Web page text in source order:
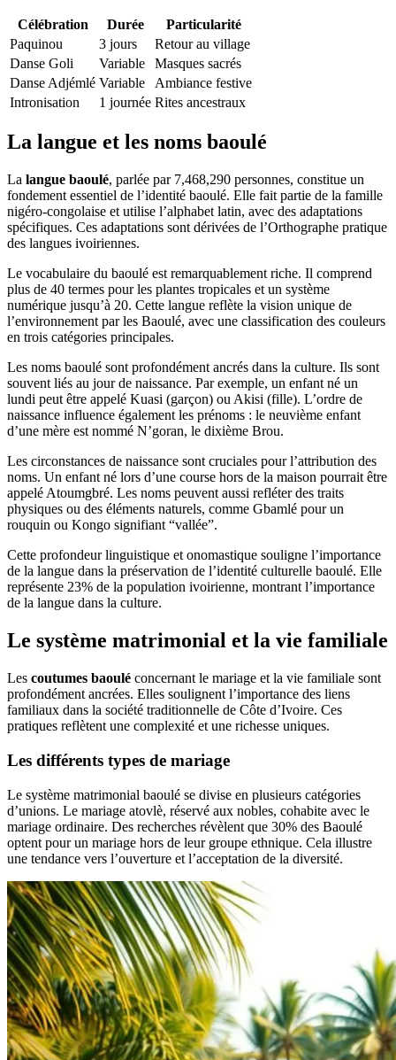
Célébration Durée
Particularité
Paquinou
3 jours
Retour au village
Danse Goli
Variable
Masques sacrés
Danse Adjémlé Variable
Ambiance festive
Intronisation
1 journée Rites ancestraux
La langue et les noms baoulé
La langue baoulé, parlée par 7,468,290 personnes, constitue un
fondement essentiel de l’identité baoulé. Elle fait partie de la famille
nigéro-congolaise et utilise l’alphabet latin, avec des adaptations
spécifiques. Ces adaptations sont dérivées de l’Orthographe pratique
des langues ivoiriennes.
Le vocabulaire du baoulé est remarquablement riche. Il comprend
plus de 40 termes pour les plantes tropicales et un système
numérique jusqu’à 20. Cette langue reflète la vision unique de
l’environnement par les Baoulé, avec une classification des couleurs
en trois catégories principales.
Les noms baoulé sont profondément ancrés dans la culture. Ils sont
souvent liés au jour de naissance. Par exemple, un enfant né un
lundi peut être appelé Kuasi (garçon) ou Akisi (fille). L’ordre de
naissance influence également les prénoms : le neuvième enfant
d’une mère est nommé N’goran, le dixième Brou.
Les circonstances de naissance sont cruciales pour l’attribution des
noms. Un enfant né lors d’une course hors de la maison pourrait être
appelé Atoumgbré. Les noms peuvent aussi refléter des traits
physiques ou des éléments naturels, comme Gbamlé pour un
rouquin ou Kongo signifiant “vallée”.
Cette profondeur linguistique et onomastique souligne l’importance
de la langue dans la préservation de l’identité culturelle baoulé. Elle
représente 23% de la population ivoirienne, montrant l’importance
de la langue dans la culture.
Le système matrimonial et la vie familiale
Les coutumes baoulé concernant le mariage et la vie familiale sont
profondément ancrées. Elles soulignent l’importance des liens
familiaux dans la société traditionnelle de Côte d’Ivoire. Ces
pratiques reflètent une complexité et une richesse uniques.
Les différents types de mariage
Le système matrimonial baoulé se divise en plusieurs catégories
d’unions. Le mariage atovlè, réservé aux nobles, cohabite avec le
mariage ordinaire. Des recherches révèlent que 30% des Baoulé
optent pour un mariage hors de leur groupe ethnique. Cela illustre
une tendance vers l’ouverture et l’acceptation de la diversité.